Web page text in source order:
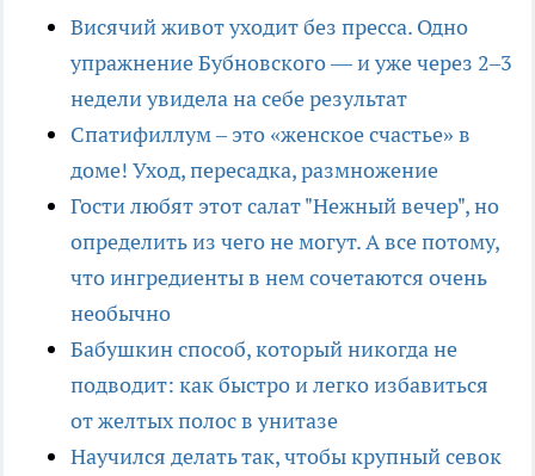
Висячий живот уходит без пресса. Одно
упражнение Бубновского — и уже через 2–3
недели увидела на себе результат
Спатифиллум – это «женское счастье» в
доме! Уход, пересадка, размножение
Гости любят этот салат "Нежный вечер", но
определить из чего не могут. А все потому,
что ингредиенты в нем сочетаются очень
необычно
Бабушкин способ, который никогда не
подводит: как быстро и легко избавиться
от желтых полос в унитазе
Научился делать так, чтобы крупный севок